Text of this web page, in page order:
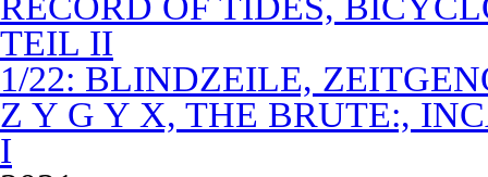
TEIL II
1/22: BLINDZEILE,
Z Y G Y X, THE BRUTE:,
I